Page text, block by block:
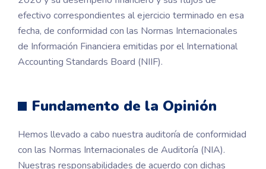
efectivo correspondientes al ejercicio terminado en esa
fecha, de conformidad con las Normas Internacionales
de Información Financiera emitidas por el International
Accounting Standards Board (NIIF).
Fundamento de la Opinión
Hemos llevado a cabo nuestra auditoría de conformidad
con las Normas Internacionales de Auditoría (NIA).
Nuestras responsabilidades de acuerdo con dichas